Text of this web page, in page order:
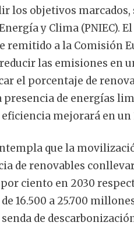
los objetivos
y Clima (PNIEC).
remitido a la Comisión
las emisiones en
el porcentaje de
presencia de energías
mejorará en un
que la
de renovables
ciento en 2030
de 16.500 a 25.700
de